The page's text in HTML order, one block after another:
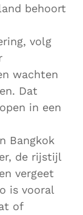
behoort
volg
wachten
Dat
in een
Bangkok
de rijstijl
vergeet
is vooral
of